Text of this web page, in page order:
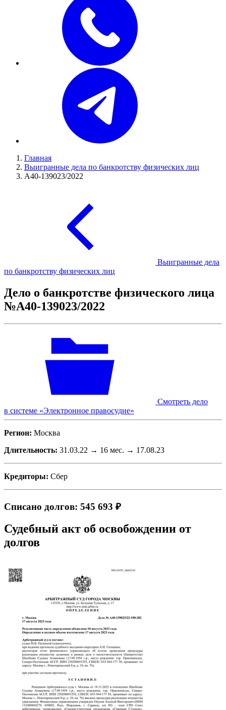
Главная
Выигранные дела по банкротству физических лиц
А40-139023/2022
Выигранные дела
по банкротству физических лиц
Дело о банкротстве физического лица
№А40-139023/2022
Смотреть дело
в системе «Электронное правосудие»
Регион: Москва
Длительность: 31.03.22 → 16 мес. → 17.08.23
Кредиторы: Сбер
Списано долгов: 545 693 ₽
Судебный акт об освобождении от
долгов